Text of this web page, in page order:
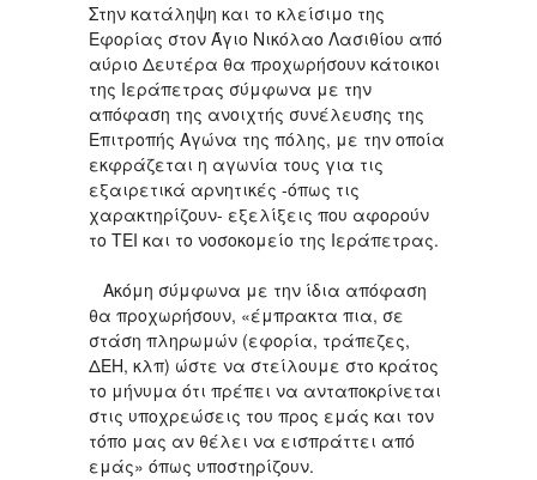
Στην κατάληψη και το κλείσιμο της
Εφορίας στον Άγιο Νικόλαο Λασιθίου από
αύριο Δευτέρα θα προχωρήσουν κάτοικοι
της Ιεράπετρας σύμφωνα με την
απόφαση της ανοιχτής συνέλευσης της
Επιτροπής Αγώνα της πόλης, με την οποία
εκφράζεται η αγωνία τους για τις
εξαιρετικά αρνητικές -όπως τις
χαρακτηρίζουν- εξελίξεις που αφορούν
το ΤΕΙ και το νοσοκομείο της Ιεράπετρας.
Ακόμη σύμφωνα με την ίδια απόφαση
θα προχωρήσουν, «έμπρακτα πια, σε
στάση πληρωμών (εφορία, τράπεζες,
ΔΕΗ, κλπ) ώστε να στείλουμε στο κράτος
το μήνυμα ότι πρέπει να ανταποκρίνεται
στις υποχρεώσεις του προς εμάς και τον
τόπο μας αν θέλει να εισπράττει από
εμάς» όπως υποστηρίζουν.